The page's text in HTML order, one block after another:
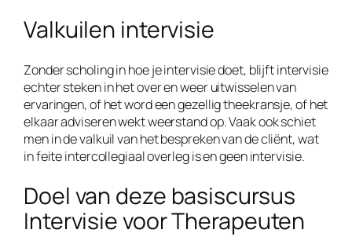
Valkuilen intervisie
Zonder scholing in hoe je intervisie doet, blijft intervisie
echter steken in het over en weer uitwisselen van
ervaringen, of het word een gezellig theekransje, of het
elkaar adviseren wekt weerstand op. Vaak ook schiet
men in de valkuil van het bespreken van de cliënt, wat
in feite intercollegiaal overleg is en geen intervisie.
Doel van deze basiscursus
Intervisie voor Therapeuten